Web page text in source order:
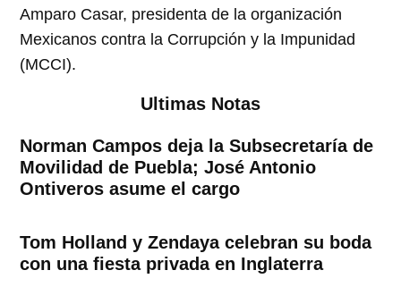
Amparo Casar, presidenta de la organización
Mexicanos contra la Corrupción y la Impunidad
(MCCI).
Ultimas Notas
Norman Campos deja la Subsecretaría de
Movilidad de Puebla; José Antonio
Ontiveros asume el cargo
Tom Holland y Zendaya celebran su boda
con una fiesta privada en Inglaterra